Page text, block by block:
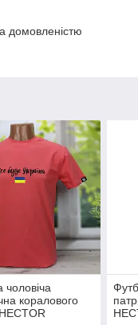
домовленістю
чоловіча
коралового